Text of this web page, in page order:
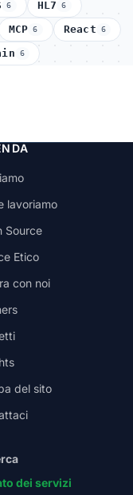
6 HL7 6
MCP 6 React 6
6
lavoriamo
Source
Etico
con noi
del sito
dei servizi